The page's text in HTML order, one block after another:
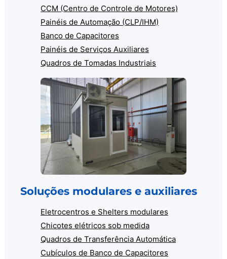
CCM (Centro de Controle de Motores)
Painéis de Automação (CLP/IHM)
Banco de Capacitores
Painéis de Serviços Auxiliares
Quadros de Tomadas Industriais
Soluções modulares e auxiliares
Eletrocentros e Shelters modulares
Chicotes elétricos sob medida
Quadros de Transferência Automática
Cubículos de Banco de Capacitores